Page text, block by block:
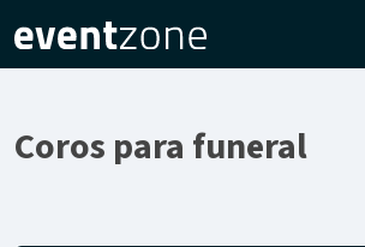
Coros para funeral